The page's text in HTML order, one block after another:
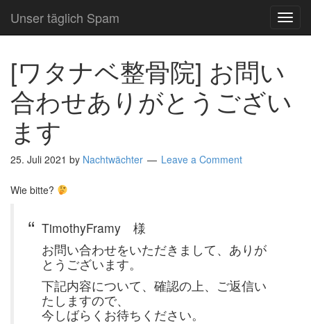
Unser täglich Spam
[ワタナベ整骨院] お問い
合わせありがとうござい
ます
25. Juli 2021 by Nachtwächter Leave a Comment
Wie bitte?
TimothyFramy 様
お問い合わせをいただきまして、ありが
とうございます。
下記内容について、確認の上、ご返信い
たしますので、
今しばらくお待ちください。